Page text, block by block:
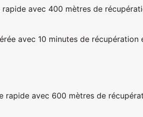
avec 400 mètres de
avec 10 minutes de récupération
rapide avec 600 mètres de